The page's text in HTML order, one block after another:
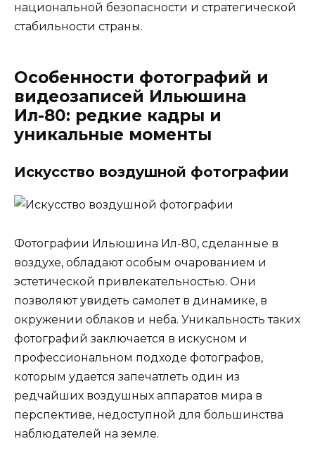
национальной безопасности и стратегической
стабильности страны.
Особенности фотографий и
видеозаписей Ильюшина
Ил-80: редкие кадры и
уникальные моменты
Искусство воздушной фотографии
Фотографии Ильюшина Ил-80, сделанные в
воздухе, обладают особым очарованием и
эстетической привлекательностью. Они
позволяют увидеть самолет в динамике, в
окружении облаков и неба. Уникальность таких
фотографий заключается в искусном и
профессиональном подходе фотографов,
которым удается запечатлеть один из
редчайших воздушных аппаратов мира в
перспективе, недоступной для большинства
наблюдателей на земле.